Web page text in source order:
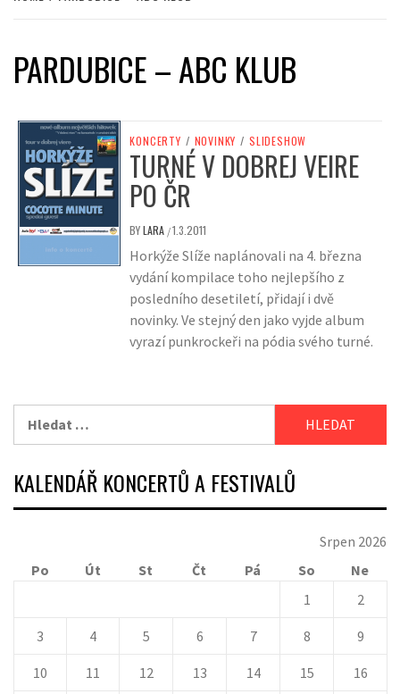
PARDUBICE – ABC KLUB
KONCERTY / NOVINKY / SLIDESHOW
TURNÉ V DOBREJ VEIRE
PO ČR
BYLARA /1.3.2011
Horkýže Slíže naplánovali na 4. března
vydání kompilace toho nejlepšího z
posledního desetiletí, přidají i dvě
novinky. Ve stejný den jako vyjde album
vyrazí punkrockeři na pódia svého turné.
KALENDÁŘ KONCERTŮ A FESTIVALŮ
Srpen 2026
Po
Út St Čt Pá So
Ne
1
2
3 4 5 6 7 8 9
10 11 12 13 14 15 16